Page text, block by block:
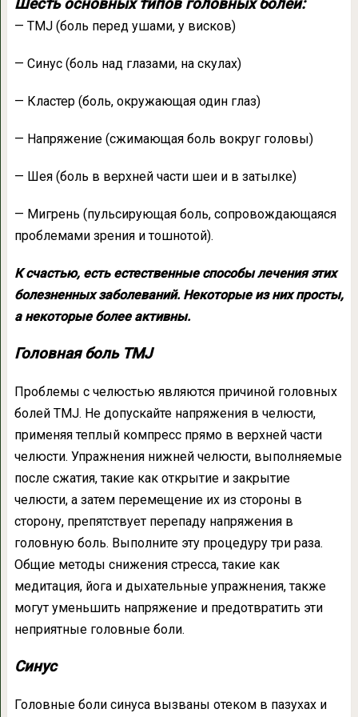
Шесть основных типов головных болей:
— TMJ (боль перед ушами, у висков)
— Синус (боль над глазами, на скулах)
— Кластер (боль, окружающая один глаз)
— Напряжение (сжимающая боль вокруг головы)
— Шея (боль в верхней части шеи и в затылке)
— Мигрень (пульсирующая боль, сопровождающаяся
проблемами зрения и тошнотой).
К счастью, есть естественные способы лечения этих
болезненных заболеваний. Некоторые из них просты,
а некоторые более активны.
Головная боль TMJ
Проблемы с челюстью являются причиной головных
болей TMJ. Не допускайте напряжения в челюсти,
применяя теплый компресс прямо в верхней части
челюсти. Упражнения нижней челюсти, выполняемые
после сжатия, такие как открытие и закрытие
челюсти, а затем перемещение их из стороны в
сторону, препятствует перепаду напряжения в
головную боль. Выполните эту процедуру три раза.
Общие методы снижения стресса, такие как
медитация, йога и дыхательные упражнения, также
могут уменьшить напряжение и предотвратить эти
неприятные головные боли.
Синус
Головные боли синуса вызваны отеком в пазухах и